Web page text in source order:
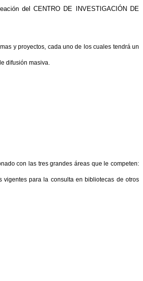
del CENTRO DE INVESTIGACIÓN DE
y proyectos, cada uno de los cuales tendrá un
difusión masiva.
con las tres grandes áreas que le competen:
para la consulta en bibliotecas de otros